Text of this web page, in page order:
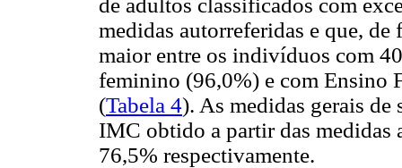
medidas autorreferidas e que, de
maior entre os indivíduos com
feminino (96,0%) e com Ensino
(Tabela 4). As medidas gerais
IMC obtido a partir das medidas
76,5% respectivamente.